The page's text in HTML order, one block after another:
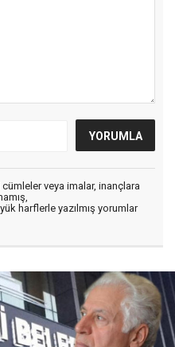
veya imalar, inançlara
harflerle yazılmış yorumlar